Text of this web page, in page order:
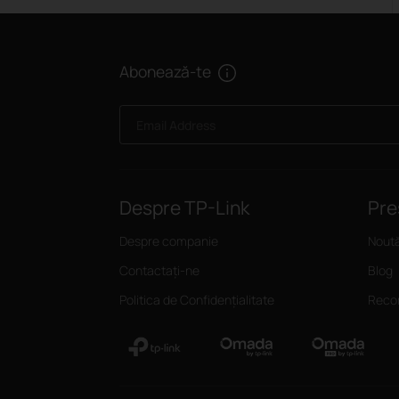
Abonează-te
Despre TP-Link
Despre companie
Contactați-ne
Politica de Confidențialitate
Blog